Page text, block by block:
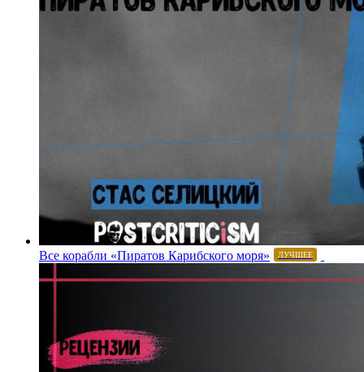
Все корабли «Пиратов Карибского моря» ЛУЧШЕЕ